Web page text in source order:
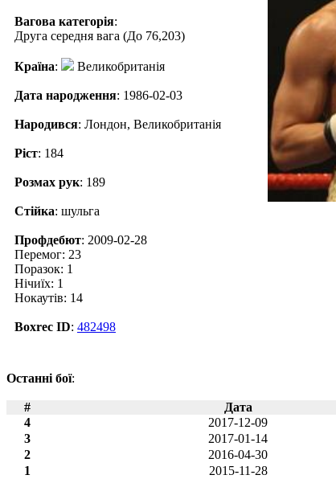
Вагова категорія:
Друга середня вага (До 76,203)
Країна: Великобританія
Дата народження: 1986-02-03
Народився: Лондон, Великобританія
Ріст: 184
Розмах рук: 189
Стійка: шульга
Профдебют: 2009-02-28
Перемог: 23
Поразок: 1
Нічиїх: 1
Нокаутів: 14
Boxrec ID: 482498
Останні бої:
# Дата
4
2017-12-09
3
2017-01-14
2
2016-04-30
1
2015-11-28